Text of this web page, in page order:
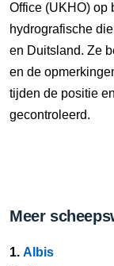
Office (UKHO) op
hydrografische
en Duitsland. Ze
en de
tijden de positie
gecontroleerd.
Meer
1. Albis